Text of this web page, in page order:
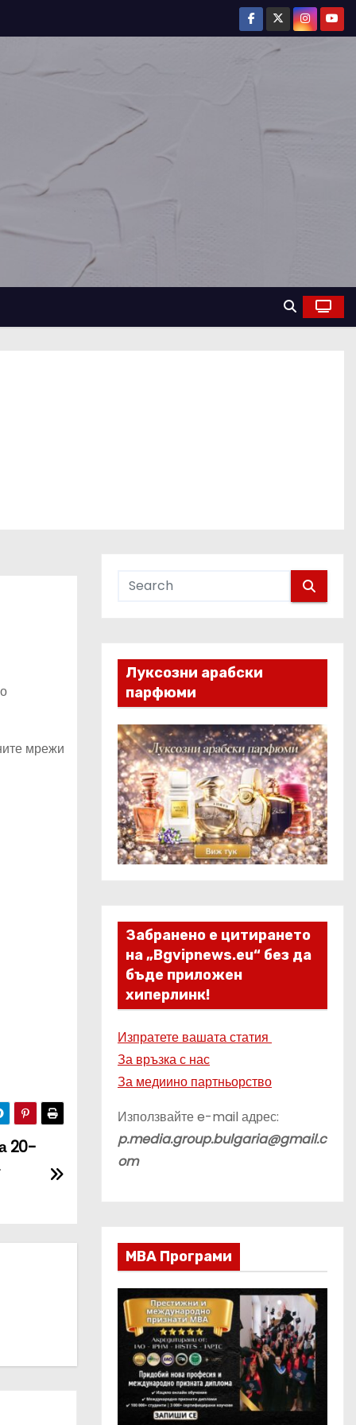
мрежи
20-
Луксозни арабски
парфюми
Забранено е цитирането
на „Bgvipnews.eu“ без да
бъде приложен
хиперлинк!
Изпратете вашата статия
За връзка с нас
За медиино партньорство
Използвайте e-mail адрес:
p.media.group.bulgaria@gmail.c
om
МВА Програми